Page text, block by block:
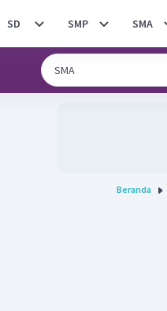
SD SMP SMA
Beranda